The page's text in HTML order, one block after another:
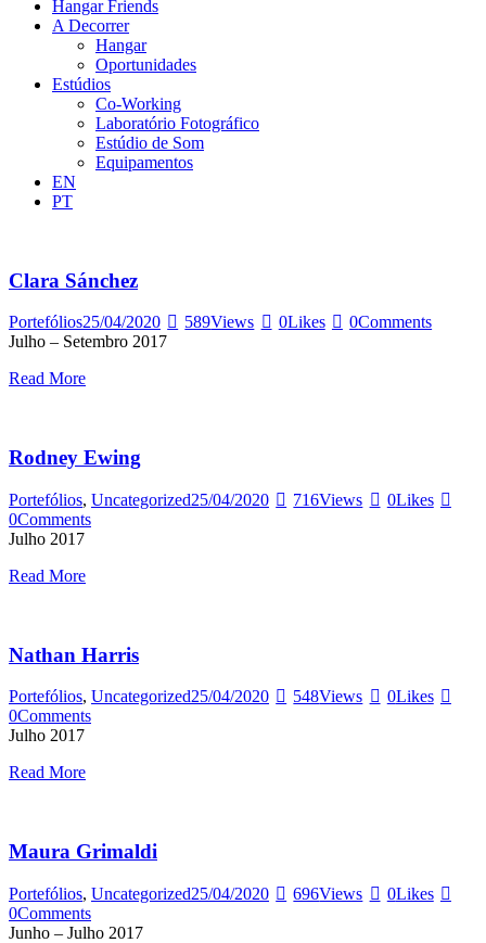
Hangar Friends
A Decorrer
Hangar
Oportunidades
Estúdios
Co-Working
Laboratório Fotográfico
Estúdio de Som
Equipamentos
EN
PT
Clara Sánchez
Portefólios25/04/2020 589Views 0Likes 0Comments
Julho – Setembro 2017
Read More
Rodney Ewing
Portefólios, Uncategorized25/04/2020 716Views 0Likes
0Comments
Julho 2017
Read More
Nathan Harris
Portefólios, Uncategorized25/04/2020 548Views 0Likes
0Comments
Julho 2017
Read More
Maura Grimaldi
Portefólios, Uncategorized25/04/2020 696Views 0Likes
0Comments
Junho – Julho 2017